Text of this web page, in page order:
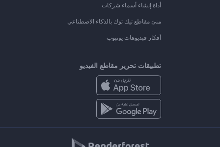
أداة إنشاء أسماء شركات
منئ مقاطع تيك توك بالذكاء الاصطناعي
أفكار فيديوهات يوتيوب
تطبيقات تحرير مقاطع الفيديو